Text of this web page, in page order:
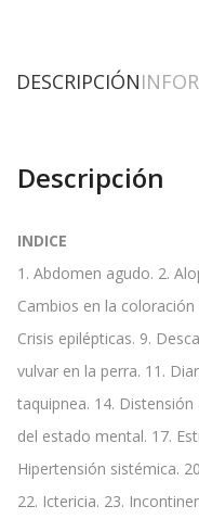
DESCRIPCIÓN
Descripción
INDICE
1. Abdomen agudo. 2.
Cambios en la coloración
Crisis epilépticas. 9.
vulvar en la perra. 11.
taquipnea. 14. Distensión
del estado mental. 17.
Hipertensión sistémica.
22. Ictericia. 23.